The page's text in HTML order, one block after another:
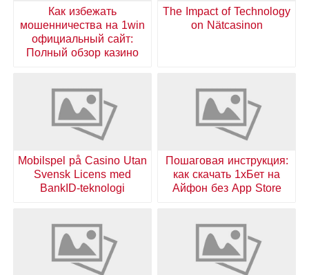
The Impact of Technology
on Nätcasinon
Как избежать
мошенничества на 1win
официальный сайт:
Полный обзор казино
Пошаговая инструкция:
как скачать 1хБет на
Айфон без App Store
Mobilspel på Casino Utan
Svensk Licens med
BankID-teknologi